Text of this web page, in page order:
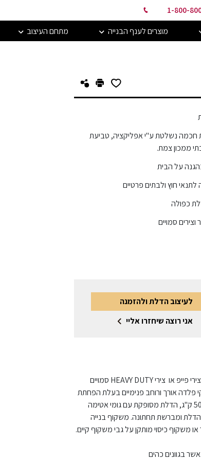
1-800-
מוצרים לענף הבנייה מתחם העיצוב
חכמה נשלטת ע"י אפליקציה, טביעת
ממכון צמת.
על הבית
חוץ ולבתים פרטיים
כפולה
סמויים
לעיצוב הדלת ולהזמנה
אני רוצה שיחזרו אליי
דלת פלדה מגולוונת בגמר צבע ממניפת הגוונים, צירי פייפ או צירי HEAVY DUTY סמויים
1.25 מ"מ עם חיזוקי פלדה אורך ורוחב פנימיים בעלת הפחתת
רעש DB30 עובי דלת 50 מ"מ • משקל הדלת כ- 50 ק"ג, הדלת מסופקת עם גומי אטימה
ומברשת תחתונה. משקוף בנייה
בגוונים כהים